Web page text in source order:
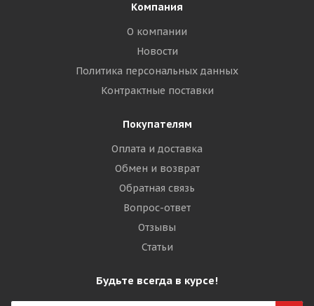
Компания
О компании
Новости
Политика персональных данных
Контрактные поставки
Покупателям
Оплата и доставка
Обмен и возврат
Обратная связь
Вопрос-ответ
Отзывы
Статьи
Будьте всегда в курсе!